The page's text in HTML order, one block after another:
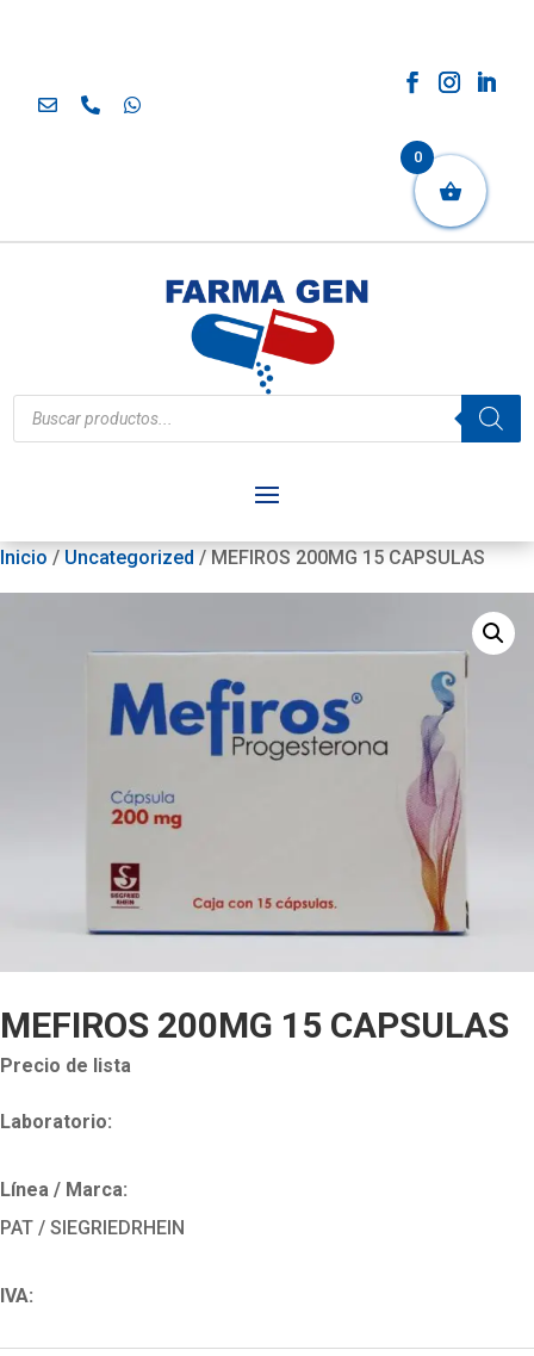
Búsqueda
de
productos
Inicio / Uncategorized / MEFIROS 200MG 15 CAPSULAS
MEFIROS 200MG 15 CAPSULAS
Precio de lista
Laboratorio:
Línea / Marca:
PAT / SIEGRIEDRHEIN
IVA:
0